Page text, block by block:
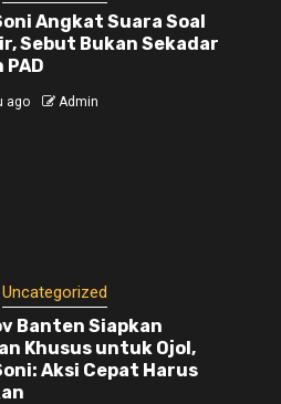
Angkat Suara Soal
Sebut Bukan Sekadar
PAD
ago Admin
Uncategorized
Banten Siapkan
Khusus untuk Ojol,
Aksi Cepat Harus